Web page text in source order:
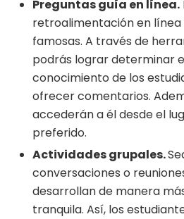
Preguntas guía en línea.
retroalimentación en
famosas. A través de
podrás lograr determinar
conocimiento de los
ofrecer comentarios.
accederán a él desde el
preferido.
Actividades grupales.
conversaciones o
desarrollan de manera
tranquila. Así, los